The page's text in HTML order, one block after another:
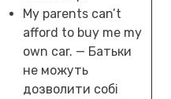
My parents can’t
afford to buy me my
own car. — Батьки
не можуть
дозволити собі